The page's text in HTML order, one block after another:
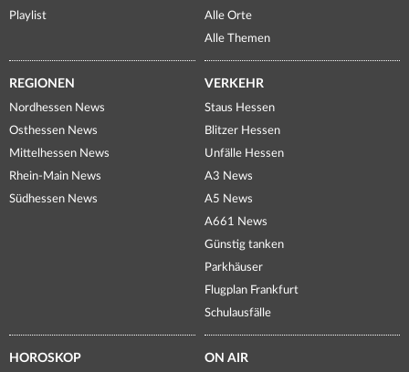
Playlist
Alle Orte
Alle Themen
REGIONEN
Nordhessen News
Osthessen News
Mittelhessen News
Rhein-Main News
Südhessen News
VERKEHR
Staus Hessen
Blitzer Hessen
Unfälle Hessen
A3 News
A5 News
A661 News
Günstig tanken
Parkhäuser
Flugplan Frankfurt
Schulausfälle
HOROSKOP ON AIR